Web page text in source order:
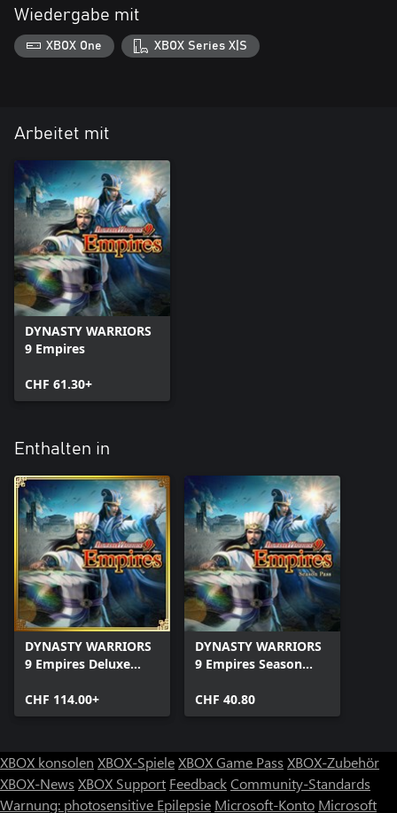
Wiedergabe mit
XBOX One XBOX Series X|S
Arbeitet mit
DYNASTY WARRIORS
9 Empires
CHF 61.30+
Enthalten in
DYNASTY WARRIORS
9 Empires Deluxe
CHF 114.00+
DYNASTY WARRIORS
9 Empires Season
CHF 40.80
XBOX konsolen XBOX-SpieleXBOX Game Pass XBOX-Zubehör
XBOX-News XBOX Support FeedbackCommunity-Standards
Warnung: photosensitive Epilepsie Microsoft-Konto Microsoft